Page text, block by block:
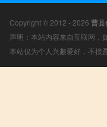
Copyright © 2012 - 2026 曹县
声明：本站内容来自互联网，
本站仅为个人兴趣爱好，不接